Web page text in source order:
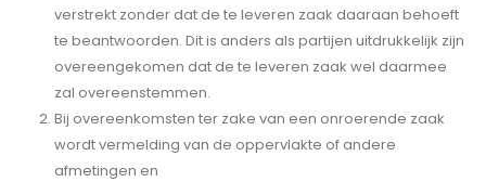
verstrekt zonder dat de te leveren zaak daaraan behoeft
te beantwoorden. Dit is anders als partijen uitdrukkelijk zijn
overeengekomen dat de te leveren zaak wel daarmee
zal overeenstemmen.
Bij overeenkomsten ter zake van een onroerende zaak
wordt vermelding van de oppervlakte of andere
afmetingen en